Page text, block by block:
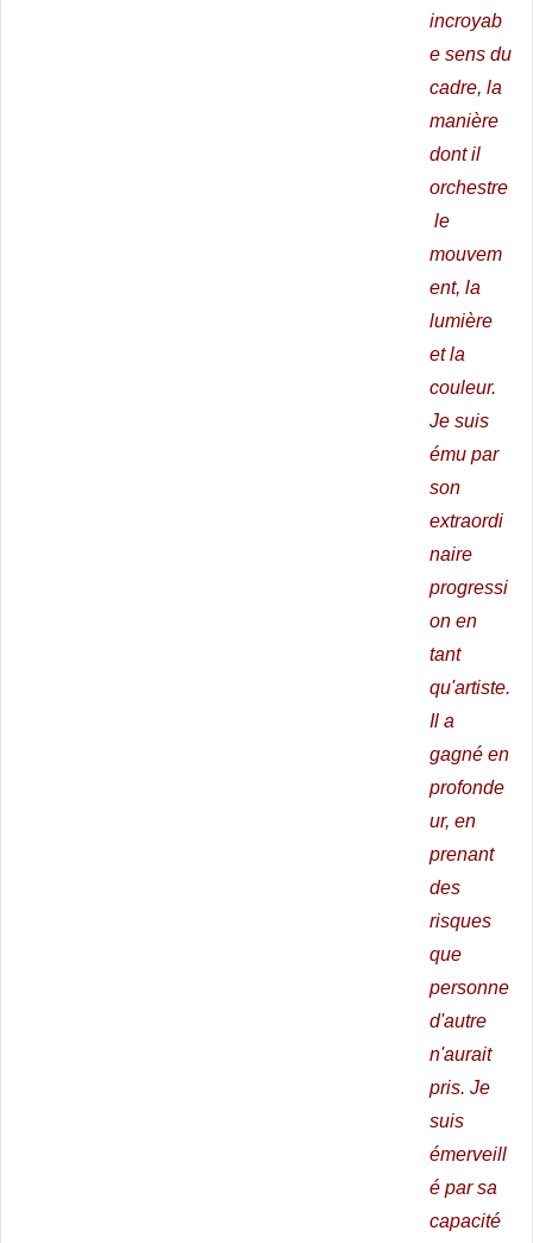
incroyab
e sens du
cadre, la
manière
dont il
orchestre
le
mouvem
ent, la
lumière
et la
couleur.
Je suis
ému par
son
extraordi
naire
progressi
on en
tant
qu'artiste.
Il a
gagné en
profonde
ur, en
prenant
des
risques
que
personne
d'autre
n'aurait
pris. Je
suis
émerveill
é par sa
capacité